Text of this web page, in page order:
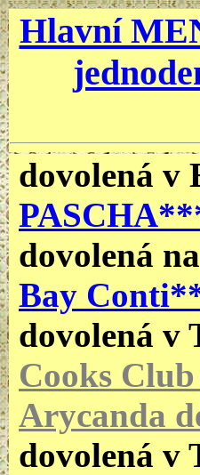
Hlavní
dovolená v
dovolená
Bay
dovolená v
Cooks
Arycanda
dovolená v